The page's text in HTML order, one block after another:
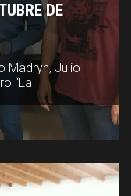
DE
Madryn, Julio
“La
DE
Madryn, Julio
“La